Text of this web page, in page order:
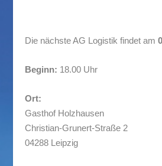
Die nächste AG Logistik findet am
Beginn: 18.00 Uhr
Ort:
Gasthof Holzhausen
Christian-Grunert-Straße 2
04288 Leipzig